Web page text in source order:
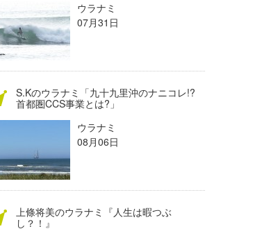
NOBUFUKU
大野”MAR”修聖
喜納海人
G◎Da
H
KID
KOBU
MIN
mitz
OYZ
ウラナミ
07月31日
S.Kのウラナミ「九十九里沖のナニコレ!?
首都圏CCS事業とは?」
ウラナミ
08月06日
上條将美のウラナミ『人生は暇つぶ
し？！』